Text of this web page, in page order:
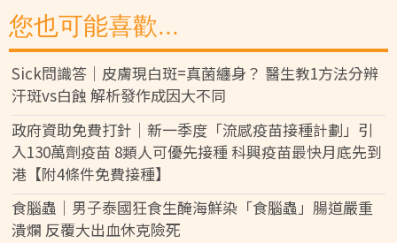
您也可能喜歡...
Sick問識答｜皮膚現白斑=真菌纏身？ 醫生教1方法分辨
汗斑vs白蝕 解析發作成因大不同
政府資助免費打針｜新一季度「流感疫苗接種計劃」引
入130萬劑疫苗 8類人可優先接種 科興疫苗最快月底先到
港【附4條件免費接種】
食腦蟲｜男子泰國狂食生醃海鮮染「食腦蟲」腸道嚴重
潰爛 反覆大出血休克險死